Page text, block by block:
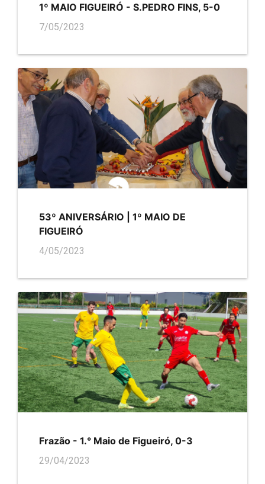
1º MAIO FIGUEIRÓ - S.PEDRO FINS, 5-0
7/05/2023
53º ANIVERSÁRIO | 1º MAIO DE
FIGUEIRÓ
4/05/2023
Frazão - 1.° Maio de Figueiró, 0-3
29/04/2023